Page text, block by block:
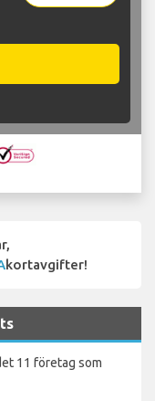
kortavgifter!
11 företag som